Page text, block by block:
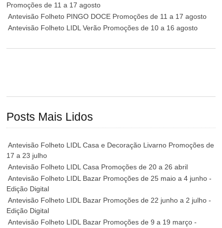
Promoções de 11 a 17 agosto
Antevisão Folheto PINGO DOCE Promoções de 11 a 17 agosto
Antevisão Folheto LIDL Verão Promoções de 10 a 16 agosto
Posts Mais Lidos
Antevisão Folheto LIDL Casa e Decoração Livarno Promoções de
17 a 23 julho
Antevisão Folheto LIDL Casa Promoções de 20 a 26 abril
Antevisão Folheto LIDL Bazar Promoções de 25 maio a 4 junho -
Edição Digital
Antevisão Folheto LIDL Bazar Promoções de 22 junho a 2 julho -
Edição Digital
Antevisão Folheto LIDL Bazar Promoções de 9 a 19 março -